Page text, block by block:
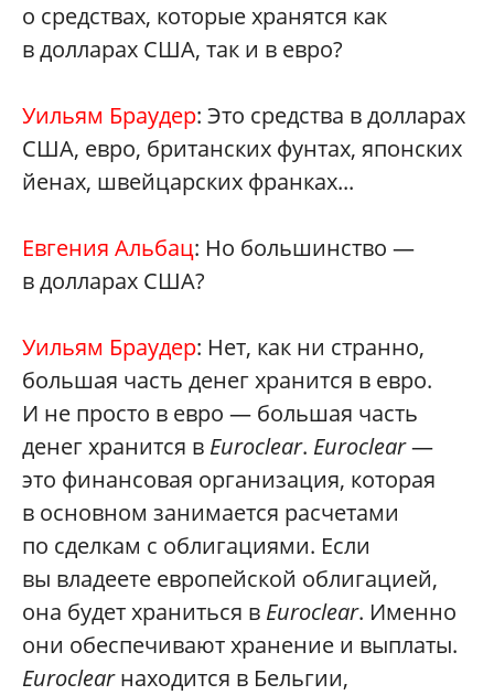
о средствах, которые хранятся как
в долларах США, так и в евро?
Уильям Браудер: Это средства в долларах
США, евро, британских фунтах, японских
йенах, швейцарских франках...
Евгения Альбац: Но большинство —
в долларах США?
Уильям Браудер: Нет, как ни странно,
большая часть денег хранится в евро.
И не просто в евро — большая часть
денег хранится в Euroclear. Euroclear—
это финансовая организация, которая
в основном занимается расчетами
по сделкам с облигациями. Если
вы владеете европейской облигацией,
она будет храниться в Euroclear. Именно
они обеспечивают хранение и выплаты.
Euroclearнаходится в Бельгии,